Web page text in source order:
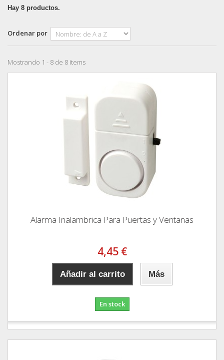
Hay 8 productos.
Ordenar por
Mostrando 1 - 8 de 8 items
Alarma Inalambrica Para Puertas y Ventanas
4,45 €
Añadir al carrito Más
En stock